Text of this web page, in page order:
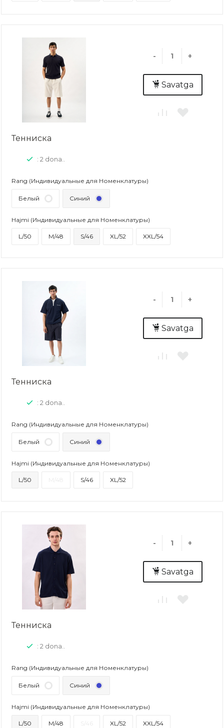
- +
Savatga
Тенниска
: 2 dona..
Rang (Индивидуальные для Номенклатуры)
Белый Синий
Hajmi (Индивидуальные для Номенклатуры)
L/50 M/48 S/46 XL/52 XXL/54
- +
Savatga
Тенниска
: 2 dona..
Rang (Индивидуальные для Номенклатуры)
Белый Синий
Hajmi (Индивидуальные для Номенклатуры)
L/50 S/46 XL/52
- +
Savatga
Тенниска
: 2 dona..
Rang (Индивидуальные для Номенклатуры)
Белый Синий
Hajmi (Индивидуальные для Номенклатуры)
L/50 M/48 XL/52 XXL/54